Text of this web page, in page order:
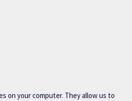
on your computer. They allow us to